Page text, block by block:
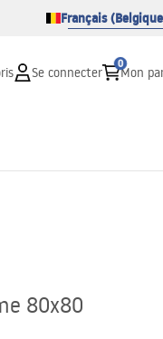
Français
Se connecter
0
Mon
80x80